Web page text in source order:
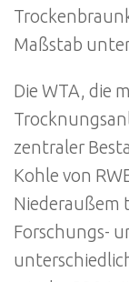
Maßstab
Die WTA, die
zentraler
Kohle von
Niederaußem
Forschungs-